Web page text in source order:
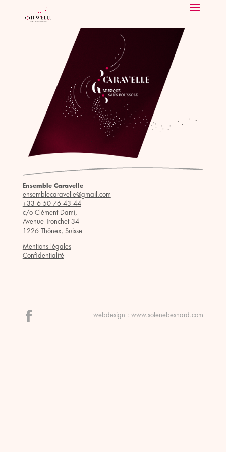
Ensemble Caravelle-
ensemblecaravelle@gmail.com
+33 6 50 76 43 44
c/o Clément Dami,
Avenue Tronchet 34
1226 Thônex, Suisse
Mentions légales
Confidentialité
webdesign :www.solenebesnard.com